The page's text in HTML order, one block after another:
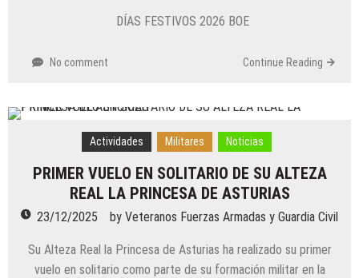
DÍAS FESTIVOS 2026 BOE
No comment Continue Reading
Actividades Militares Noticias
PRIMER VUELO EN SOLITARIO DE SU ALTEZA
REAL LA PRINCESA DE ASTURIAS
23/12/2025 by Veteranos Fuerzas Armadas y Guardia Civil
Su Alteza Real la Princesa de Asturias ha realizado su primer
vuelo en solitario como parte de su formación militar en la